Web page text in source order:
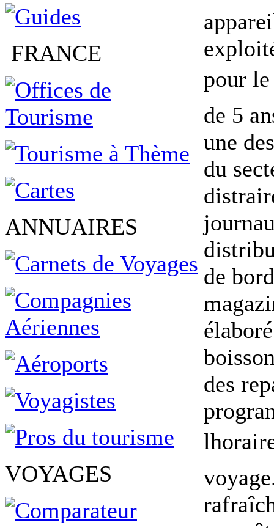
FRANCE
ANNUAIRES
VOYAGES
pour le
de 5
une
du
de
des